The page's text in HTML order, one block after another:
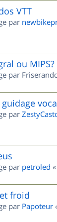
VTT
par
ou MIPS?
par
par
par petroled «
froid
par Papoteur